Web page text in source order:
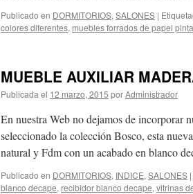
Publicado en DORMITORIOS, SALONES |
colores diferentes, muebles forrados de papel
MUEBLE AUXILIAR
Publicada el 12 marzo, 2015 porAdministrador
En nuestra Web no dejamos de incorporar
seleccionado la colección Bosco, esta
natural y Fdm con un acabado en blanco
Publicado en DORMITORIOS, INDICE, SALONES |
blanco decape, recibidor blanco decape, vitrinas